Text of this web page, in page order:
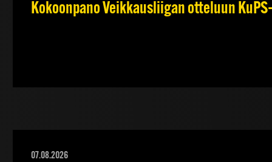
Kokoonpano Veikkausliigan otteluun
07.08.2026